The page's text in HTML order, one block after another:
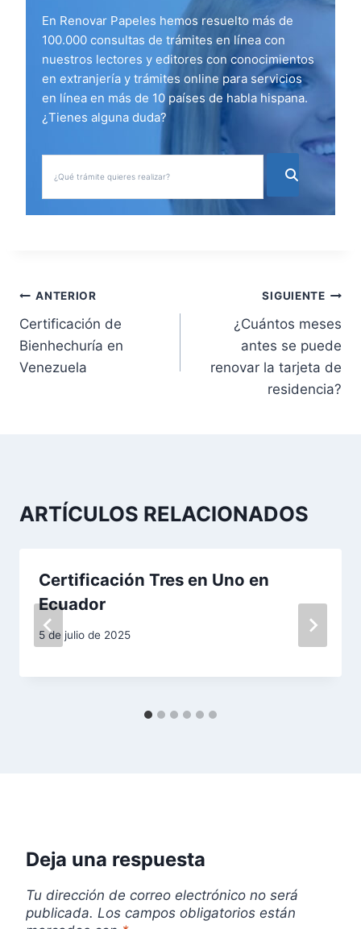
En Renovar Papeles hemos resuelto más de
100.000 consultas de trámites en línea con
nuestros lectores y editores con conocimientos
en extranjería y trámites online para servicios
en línea en más de 10 países de habla hispana.
¿Tienes alguna duda?
N
a
v
c
e
a
ANTERIOR
Certificación de
Bienhechuría en
Venezuela
SIGUIENTE
¿Cuántos meses
antes se puede
renovar la tarjeta de
residencia?
ARTÍCULOS RELACIONADOS
Certificación Tres en Uno en
Ecuador
5 de julio de 2025
Deja una respuesta
Tu dirección de correo electrónico no será
publicada. Los campos obligatorios están